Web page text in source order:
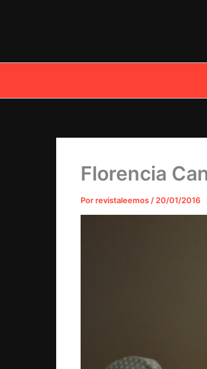
Florencia
Porrevistaleemos / 20/01/2016